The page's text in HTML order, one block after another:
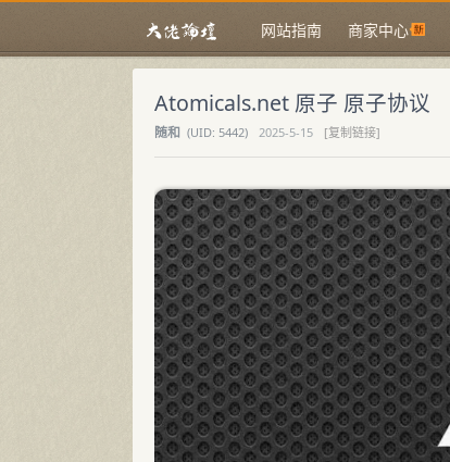
网站指南 商家中心
Atomicals.net 原子 原子协议
随和 (UID: 5442) 2025-5-15
[复制链接]